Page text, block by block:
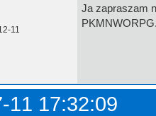
11
Ja zapraszam
11 17:32:09